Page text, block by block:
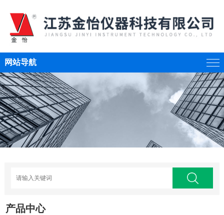
网站导航
产品中心